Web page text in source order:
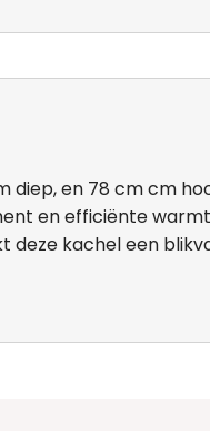
en 78 cm cm
en efficiënte
deze kachel een